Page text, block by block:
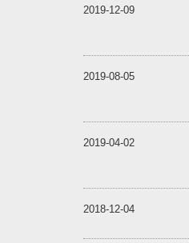
2019-12-09
2019-08-05
2019-04-02
2018-12-04